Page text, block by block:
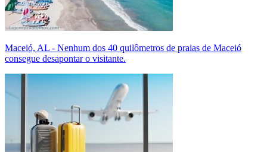
Maceió, AL - Nenhum dos 40 quilômetros de praias de Maceió
consegue desapontar o visitante.